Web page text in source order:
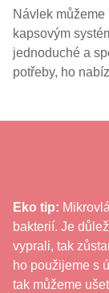
Návlek
kapsovým
jednoduché a
potřeby, ho
Eko tip:
bakterií. Je
vyprali, tak
ho použijeme s
tak můžeme